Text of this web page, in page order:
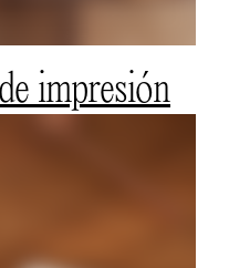
impresión